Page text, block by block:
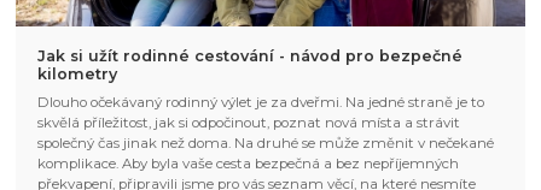
Jak si užít rodinné cestování - návod pro bezpečné
kilometry
Dlouho očekávaný rodinný výlet je za dveřmi. Na jedné straně je to
skvělá příležitost, jak si odpočinout, poznat nová místa a strávit
společný čas jinak než doma. Na druhé se může změnit v nečekané
komplikace. Aby byla vaše cesta bezpečná a bez nepříjemných
překvapení, připravili jsme pro vás seznam věcí, na které nesmíte